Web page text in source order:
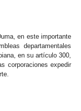
en este importante
departamentales
en su artículo 300,
corporaciones expedir